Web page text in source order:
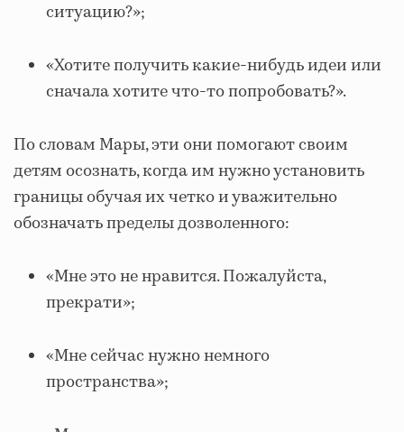
ситуацию?»;
«Хотите получить какие-нибудь идеи или
сначала хотите что-то попробовать?».
По словам Мары, эти они помогают своим
детям осознать, когда им нужно установить
границы обучая их четко и уважительно
обозначать пределы дозволенного:
«Мне это не нравится. Пожалуйста,
прекрати»;
«Мне сейчас нужно немного
пространства»;